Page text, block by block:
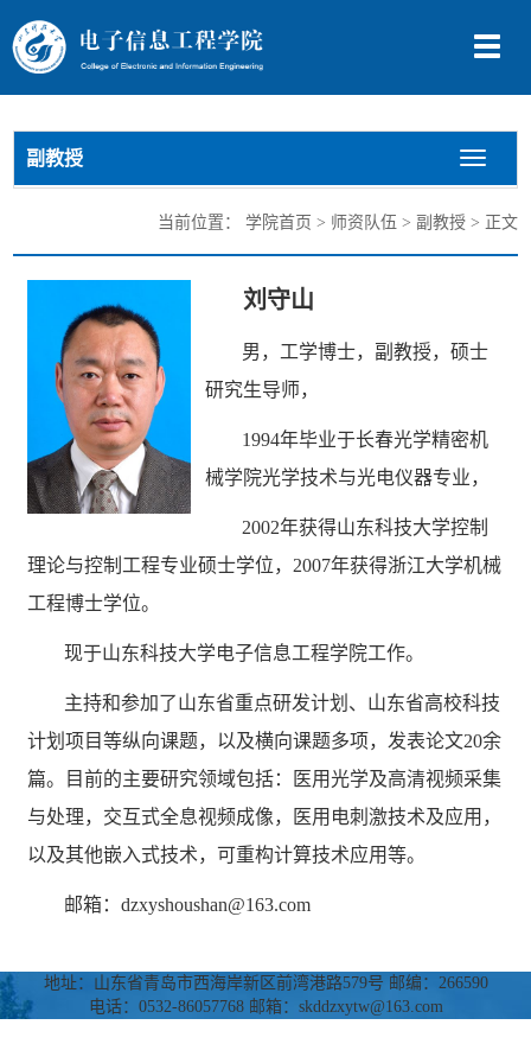
切
导
副教授
切
换
航
当前位置： 学院首页 > 师资队伍 > 副教授> 正文
刘守山
男，工学博士，副教授，硕士
研究生导师，
1994年毕业于长春光学精密机
械学院光学技术与光电仪器专业，
2002年获得山东科技大学控制
理论与控制工程专业硕士学位，2007年获得浙江大学机械
工程博士学位。
现于山东科技大学电子信息工程学院工作。
主持和参加了山东省重点研发计划、山东省高校科技
计划项目等纵向课题，以及横向课题多项，发表论文20余
篇。目前的主要研究领域包括：医用光学及高清视频采集
与处理，交互式全息视频成像，医用电刺激技术及应用，
以及其他嵌入式技术，可重构计算技术应用等。
邮箱：dzxyshoushan@163.com
地址：山东省青岛市西海岸新区前湾港路579号 邮编：266590
电话：0532-86057768 邮箱：skddzxytw@163.com